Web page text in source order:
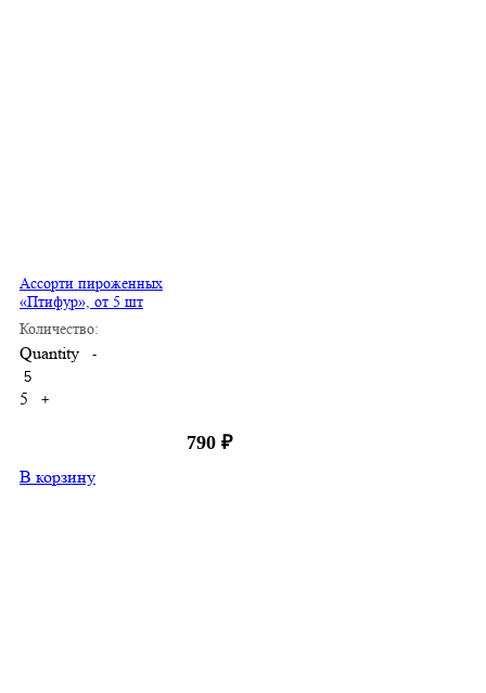
Ассорти пироженных
«Птифур», от 5 шт
Количество:
Quantity -
5 +
790 ₽
В корзину